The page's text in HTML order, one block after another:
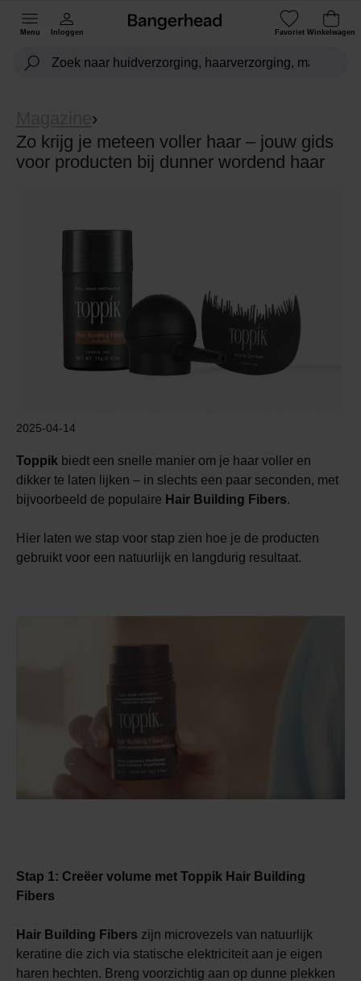
Menu Inloggen Favoriet Winkelwagen
›
Zo krijg je meteen voller haar – jouw gids
voor producten bij dunner wordend haar
2025-04-14
Toppik biedt een snelle manier om je haar voller en
dikker te laten lijken – in slechts een paar seconden, met
bijvoorbeeld de populaire Hair Building Fibers.
Hier laten we stap voor stap zien hoe je de producten
gebruikt voor een natuurlijk en langdurig resultaat.
Stap 1: Creëer volume met Toppik Hair Building
Fibers
Hair Building Fibers zijn microvezels van natuurlijk
keratine die zich via statische elektriciteit aan je eigen
haren hechten. Breng voorzichtig aan op dunne plekken